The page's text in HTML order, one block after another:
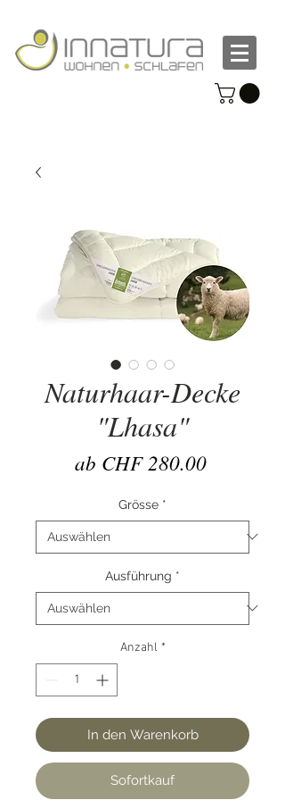
Naturhaar-Decke
"Lhasa"
ab CHF 280.00Sale-
Grösse *
Ausführung *
Anzahl *
In den Warenkorb
Sofortkauf